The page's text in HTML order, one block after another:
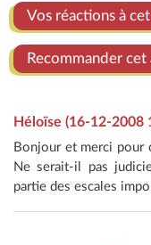
Vos réactions à
Recommander cet
Héloïse (16-12-2008
Bonjour et merci pour
Ne serait-il pas
partie des escales